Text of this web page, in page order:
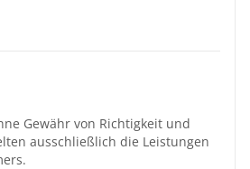
Gewähr von Richtigkeit und
ausschließlich die Leistungen